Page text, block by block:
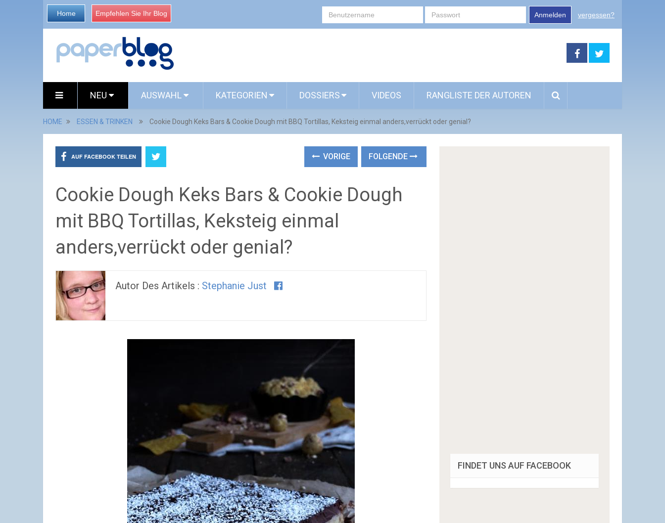
Home Empfehlen Sie Ihr Blog Anmelden vergessen?
NEU AUSWAHL KATEGORIEN DOSSIERS VIDEOS RANGLISTE DER AUTOREN
HOME ESSEN & TRINKEN Cookie Dough Keks Bars & Cookie Dough mit BBQ Tortillas, Keksteig einmal anders,verrückt oder genial?
AUF FACEBOOK TEILEN VORIGE FOLGENDE
Cookie Dough Keks Bars & Cookie Dough
mit BBQ Tortillas, Keksteig einmal
anders,verrückt oder genial?
Autor Des Artikels : Stephanie Just
FINDET UNS AUF FACEBOOK